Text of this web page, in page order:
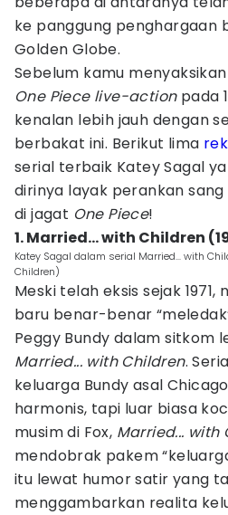
ke panggung penghargaan
Golden Globe.
Sebelum kamu
One Piece live-actionpada
kenalan lebih jauh dengan
berbakat ini. Berikut lima
serial terbaik Katey Sagal
dirinya layak perankan
di jagat One Piece!
1. Married... with Children
Katey Sagal dalam serial Married... with
Children)
Meski telah eksis sejak 1971,
baru benar-benar
Peggy Bundy dalam sitkom
Married... with Children.
keluarga Bundy asal
harmonis, tapi luar biasa
musim di Fox, Married... with
mendobrak pakem
itu lewat humor satir yang
menggambarkan realita